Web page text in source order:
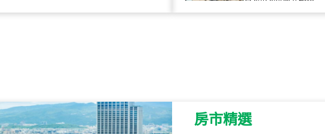
115
房市精選